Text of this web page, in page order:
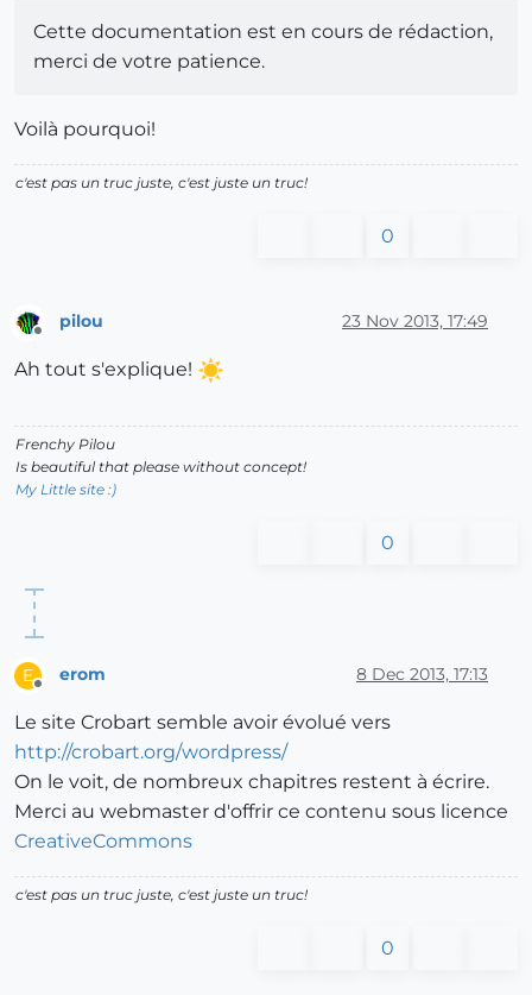
Cette documentation est en cours de rédaction,
merci de votre patience.
Voilà pourquoi!
c'est pas un truc juste, c'est juste un truc!
0
Offline
pilou 23 Nov 2013, 17:49
Ah tout s'explique!
Frenchy Pilou
Is beautiful that please without concept!
My Little site :)
0
E
Offline
erom 8 Dec 2013, 17:13
Le site Crobart semble avoir évolué vers
http://crobart.org/wordpress/
On le voit, de nombreux chapitres restent à écrire.
Merci au webmaster d'offrir ce contenu sous licence
CreativeCommons
c'est pas un truc juste, c'est juste un truc!
0